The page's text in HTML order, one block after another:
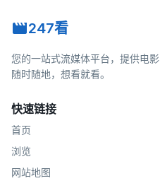
247看
您的一站式流媒体平台，提供电
随时随地，想看就看。
快速链接
首页
浏览
网站地图